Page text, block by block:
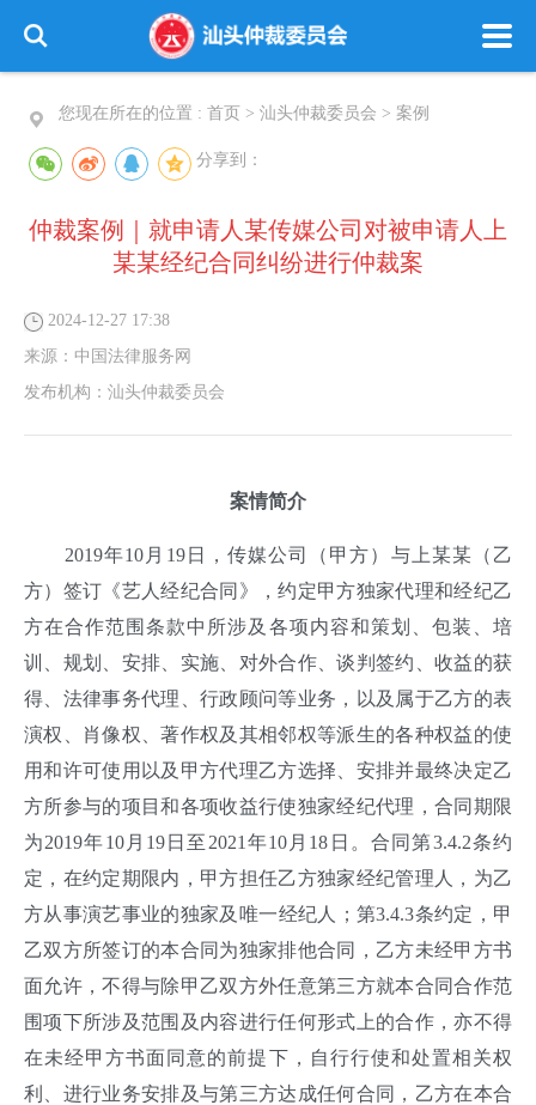
您现在所在的位置 : 首页 > 汕头仲裁委员会 > 案例
分享到：
仲裁案例｜就申请人某传媒公司对被申请人上
某某经纪合同纠纷进行仲裁案
2024-12-27 17:38
来源： 中国法律服务网
发布机构： 汕头仲裁委员会
案情简介
2019年10月19日，传媒公司（甲方）与上某某（乙
方）签订《艺人经纪合同》，约定甲方独家代理和经纪乙
方在合作范围条款中所涉及各项内容和策划、包装、培
训、规划、安排、实施、对外合作、谈判签约、收益的获
得、法律事务代理、行政顾问等业务，以及属于乙方的表
演权、肖像权、著作权及其相邻权等派生的各种权益的使
用和许可使用以及甲方代理乙方选择、安排并最终决定乙
方所参与的项目和各项收益行使独家经纪代理，合同期限
为2019年10月19日至2021年10月18日。合同第3.4.2条约
定，在约定期限内，甲方担任乙方独家经纪管理人，为乙
方从事演艺事业的独家及唯一经纪人；第3.4.3条约定，甲
乙双方所签订的本合同为独家排他合同，乙方未经甲方书
面允许，不得与除甲乙双方外任意第三方就本合同合作范
围项下所涉及范围及内容进行任何形式上的合作，亦不得
在未经甲方书面同意的前提下，自行行使和处置相关权
利、进行业务安排及与第三方达成任何合同，乙方在本合